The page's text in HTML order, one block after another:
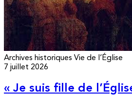
Archives historiques Vie de l’Église
7 juillet 2026
« Je suis fille de